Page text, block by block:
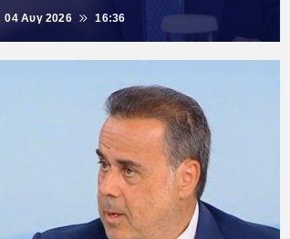
04 Αυγ 2026 16:36